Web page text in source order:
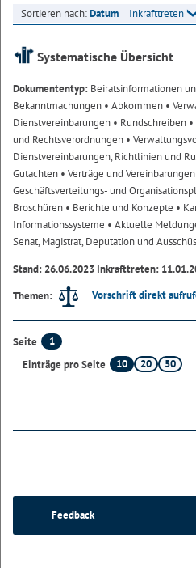
Sortieren nach:Datum Inkrafttreten
Systematische Übersicht
Dokumententyp: Beiratsinformationen
Bekanntmachungen • Abkommen •
Dienstvereinbarungen • Rundschreiben
und Rechtsverordnungen •
Dienstvereinbarungen, Richtlinien und
Gutachten • Verträge und Vereinbarungen
Geschäftsverteilungs- und
Broschüren • Berichte und Konzepte •
Informationssysteme • Aktuelle
Senat, Magistrat, Deputation und
Stand: 26.06.2023 Inkrafttreten:
Themen:
Vorschrift direkt
Seite
1
Einträge pro Seite
10 20 50
Feedback